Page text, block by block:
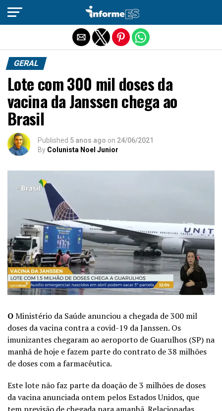
GERAL
Lote com 300 mil doses da
vacina da Janssen chega ao
Brasil
Published 5 anos ago on 24/06/2021
By Colunista Noel Junior
OMinistério da Saúde anunciou a chegada de 300 mil
doses da vacina contra a covid-19 da Janssen. Os
imunizantes chegaram ao aeroporto de Guarulhos (SP) na
manhã de hoje e fazem parte do contrato de 38 milhões
de doses com a farmacêutica.
Este lote não faz parte da doação de 3 milhões de doses
da vacina anunciada ontem pelos Estados Unidos, que
Sair da versão mobile